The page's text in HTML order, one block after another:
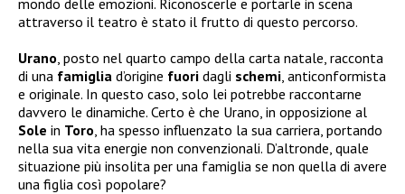
attraverso il teatro è stato il frutto di questo percorso.
Urano , posto nel quarto campo della carta natale, racconta
di una famiglia d’origine fuori dagli schemi , anticonformista
e originale. In questo caso, solo lei potrebbe raccontarne
davvero le dinamiche. Certo è che Urano, in opposizione al
Sole in Toro , ha spesso influenzato la sua carriera, portando
nella sua vita energie non convenzionali. D’altronde, quale
situazione più insolita per una famiglia se non quella di avere
una figlia così popolare?